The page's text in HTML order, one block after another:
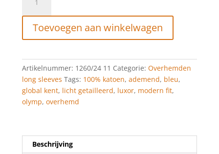
Luxor
Modern
Zakelijk
Global
Kent,
Bleu
aantal
Toevoegen aan winkelwagen
Artikelnummer: 1260/24 11 Categorie: Overhemden
long sleeves Tags: 100% katoen, ademend, bleu,
global kent, licht getailleerd, luxor, modern fit,
olymp, overhemd
Beschrijving